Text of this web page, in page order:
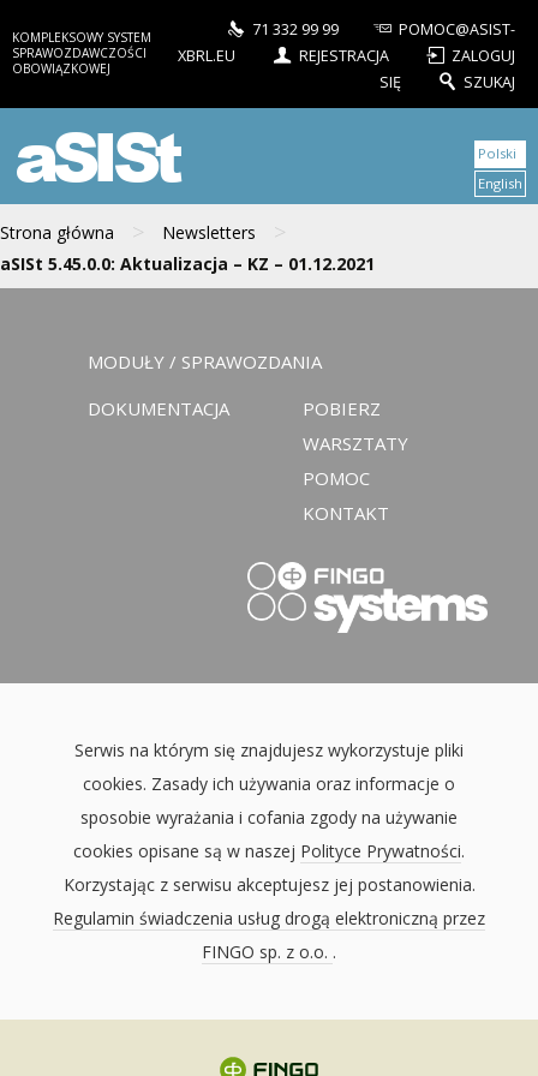
KOMPLEKSOWY SYSTEM
SPRAWOZDAWCZOŚCI
OBOWIĄZKOWEJ
71 332 99 99
POMOC@ASIST-
XBRL.EU
REJESTRACJA
ZALOGUJ
SIĘ
SZUKAJ
aSISt
Strona główna > Newsletters >
aSISt 5.45.0.0: Aktualizacja – KZ – 01.12.2021
Polski
English
MODUŁY / SPRAWOZDANIA
DOKUMENTACJA
POBIERZ
WARSZTATY
POMOC
KONTAKT
Serwis na którym się znajdujesz wykorzystuje pliki
cookies. Zasady ich używania oraz informacje o
sposobie wyrażania i cofania zgody na używanie
cookies opisane są w naszej Polityce Prywatności.
Korzystając z serwisu akceptujesz jej postanowienia.
Regulamin świadczenia usług drogą elektroniczną przez
FINGO sp. z o.o. .